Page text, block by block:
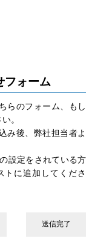
フォーム
らのフォーム、もし
。
み後、弊社担当者よ
設定をされている方
トに追加してくださ
送信完了